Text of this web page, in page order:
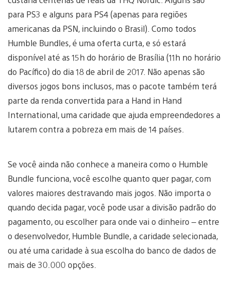
para PS3 e alguns para PS4 (apenas para regiões
americanas da PSN, incluindo o Brasil). Como todos
Humble Bundles, é uma oferta curta, e só estará
disponível até as 15h do horário de Brasília (11h no horário
do Pacífico) do dia 18 de abril de 2017. Não apenas são
diversos jogos bons inclusos, mas o pacote também terá
parte da renda convertida para a Hand in Hand
International, uma caridade que ajuda empreendedores a
lutarem contra a pobreza em mais de 14 países.
Se você ainda não conhece a maneira como o Humble
Bundle funciona, você escolhe quanto quer pagar, com
valores maiores destravando mais jogos. Não importa o
quando decida pagar, você pode usar a divisão padrão do
pagamento, ou escolher para onde vai o dinheiro – entre
o desenvolvedor, Humble Bundle, a caridade selecionada,
ou até uma caridade à sua escolha do banco de dados de
mais de 30.000 opções.